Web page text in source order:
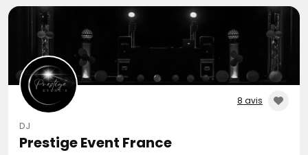
8 avis
DJ
Prestige Event France